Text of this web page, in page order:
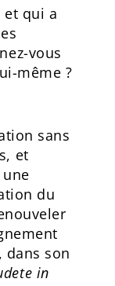
et qui a
vous
même ?
sans
et
du
dans son
in